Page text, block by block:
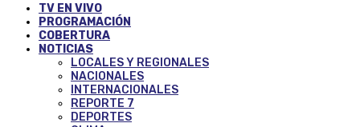
TV EN VIVO
PROGRAMACIÓN
COBERTURA
NOTICIAS
LOCALES Y REGIONALES
NACIONALES
INTERNACIONALES
REPORTE 7
DEPORTES